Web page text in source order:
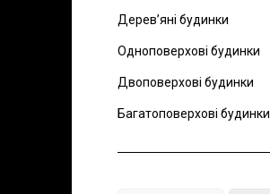
Дерев’яні будинки
Одноповерхові будинки
Двоповерхові будинки
Багатоповерхові будинки